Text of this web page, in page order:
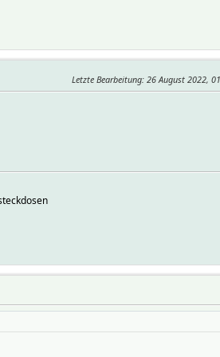
Letzte Bearbeitung: 26 August 2022,